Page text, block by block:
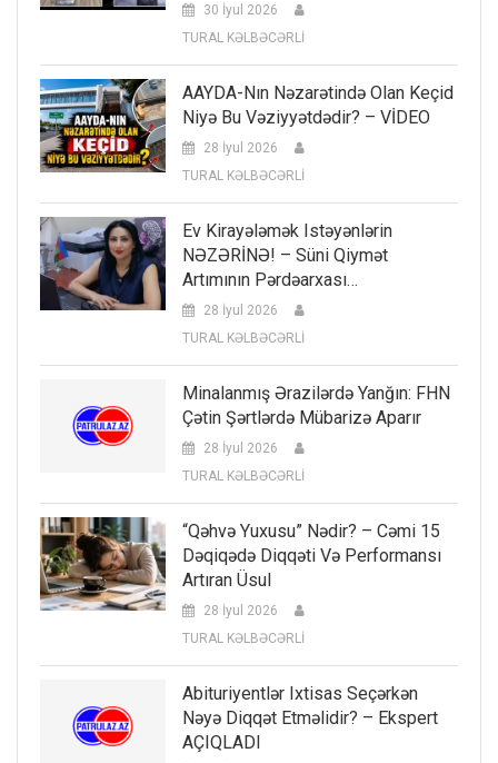
30 İyul 2026
TURAL KƏLBƏCƏRLİ
AAYDA-Nın Nəzarətində Olan Keçid
Niyə Bu Vəziyyətdədir? – VİDEO
28 İyul 2026
TURAL KƏLBƏCƏRLİ
Ev Kirayələmək Istəyənlərin
NƏZƏRİNƏ! – Süni Qiymət
Artımının Pərdəarxası…
28 İyul 2026
TURAL KƏLBƏCƏRLİ
Minalanmış Ərazilərdə Yanğın: FHN
Çətin Şərtlərdə Mübarizə Aparır
28 İyul 2026
TURAL KƏLBƏCƏRLİ
“Qəhvə Yuxusu” Nədir? – Cəmi 15
Dəqiqədə Diqqəti Və Performansı
Artıran Üsul
28 İyul 2026
TURAL KƏLBƏCƏRLİ
Abituriyentlər Ixtisas Seçərkən
Nəyə Diqqət Etməlidir? – Ekspert
AÇIQLADI